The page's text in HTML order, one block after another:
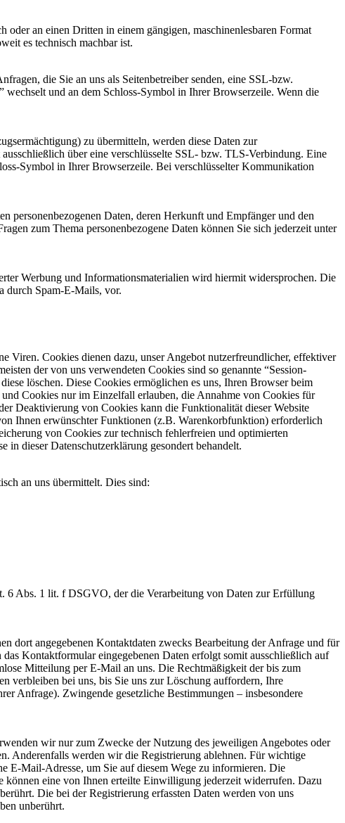
an einen Dritten in einem gängigen, maschinenlesbaren Format
es technisch machbar ist.
die Sie an uns als Seitenbetreiber senden, eine SSL-bzw.
wechselt und an dem Schloss-Symbol in Ihrer Browserzeile. Wenn die
zu übermitteln, werden diese Daten zur
über eine verschlüsselte SSL- bzw. TLS-Verbindung. Eine
Symbol in Ihrer Browserzeile. Bei verschlüsselter Kommunikation
personenbezogenen Daten, deren Herkunft und Empfänger und den
zum Thema personenbezogene Daten können Sie sich jederzeit unter
Werbung und Informationsmaterialien wird hiermit widersprochen. Die
durch Spam-E-Mails, vor.
Viren. Cookies dienen dazu, unser Angebot nutzerfreundlicher, effektiver
der von uns verwendeten Cookies sind so genannte “Session-
löschen. Diese Cookies ermöglichen es uns, Ihren Browser beim
Cookies nur im Einzelfall erlauben, die Annahme von Cookies für
Deaktivierung von Cookies kann die Funktionalität dieser Website
Ihnen erwünschter Funktionen (z.B. Warenkorbfunktion) erforderlich
von Cookies zur technisch fehlerfreien und optimierten
in dieser Datenschutzerklärung gesondert behandelt.
an uns übermittelt. Dies sind:
6 Abs. 1 lit. f DSGVO, der die Verarbeitung von Daten zur Erfüllung
dort angegebenen Kontaktdaten zwecks Bearbeitung der Anfrage und für
Kontaktformular eingegebenen Daten erfolgt somit ausschließlich auf
Mitteilung per E-Mail an uns. Die Rechtmäßigkeit der bis zum
verbleiben bei uns, bis Sie uns zur Löschung auffordern, Ihre
Anfrage). Zwingende gesetzliche Bestimmungen – insbesondere
wir nur zum Zwecke der Nutzung des jeweiligen Angebotes oder
Anderenfalls werden wir die Registrierung ablehnen. Für wichtige
E-Mail-Adresse, um Sie auf diesem Wege zu informieren. Die
eine von Ihnen erteilte Einwilligung jederzeit widerrufen. Dazu
Die bei der Registrierung erfassten Daten werden von uns
unberührt.